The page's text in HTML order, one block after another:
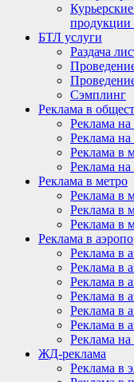
продукции
БТЛ услуги
Раздача
Сэмплинг
Реклама в
Реклама на
Реклама на
Реклама в
Реклама на
Реклама в метро
Реклама в
Реклама в
Реклама в
Реклама в
Реклама в
Реклама в
Реклама в
Реклама в
Реклама в
Реклама в
Реклама на
ЖД-реклама
Реклама в